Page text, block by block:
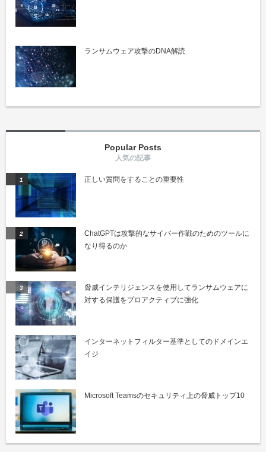
ランサムウェア攻撃のDNA解読
Popular Posts
正しい質問をすることの重要性
ChatGPTは攻撃的なサイバー作戦のためのツールに
なり得るのか
脅威インテリジェンスを使用してランサムウェアに
対する保護をプロアクティブに強化
インターネットフィルター基準としてのドメインエ
イジ
Microsoft Teamsのセキュリティ上の脅威トップ10